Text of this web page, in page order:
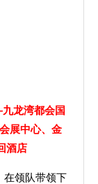
龙湾都会国
展中心、金
酒店
在领队带领下